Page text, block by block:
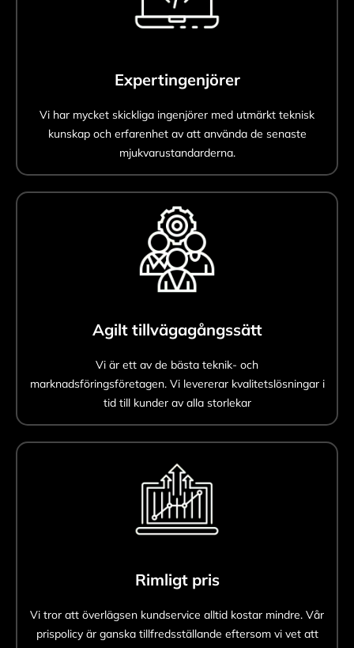
Expertingenjörer
Vi har mycket skickliga ingenjörer med utmärkt teknisk
kunskap och erfarenhet av att använda de senaste
mjukvarustandarderna.
Agilt tillvägagångssätt
Vi är ett av de bästa teknik- och
marknadsföringsföretagen. Vi levererar kvalitetslösningar i
tid till kunder av alla storlekar
Rimligt pris
Vi tror att överlägsen kundservice alltid kostar mindre. Vår
prispolicy är ganska tillfredsställande eftersom vi vet att